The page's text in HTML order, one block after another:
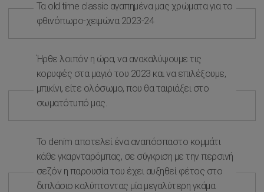
Τα old time classic αγαπημένα μας χρώματα για το
φθινόπωρο-χειμώνα 2023-24
Ήρθε λοιπόν η ώρα, να ανακαλύψουμε τις
κορυφές στα μαγιό του 2023 και να επιλέξουμε,
μπικίνι, είτε ολόσωμο, που θα ταιριάξει στο
σωματότυπό μας.
Το denim αποτελεί ένα αναπόσπαστο κομμάτι
κάθε γκαρνταρόμπας, σε σύγκριση με την περσινή
σεζόν η παρουσία του έχει αυξηθεί φέτος στο
διπλάσιο καλύπτοντας μία μεγαλύτερη γκάμα